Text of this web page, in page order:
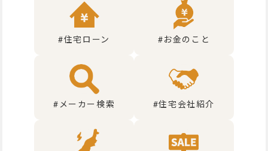
#住宅ローン #お金のこと
#メーカー検索 #住宅会社紹介